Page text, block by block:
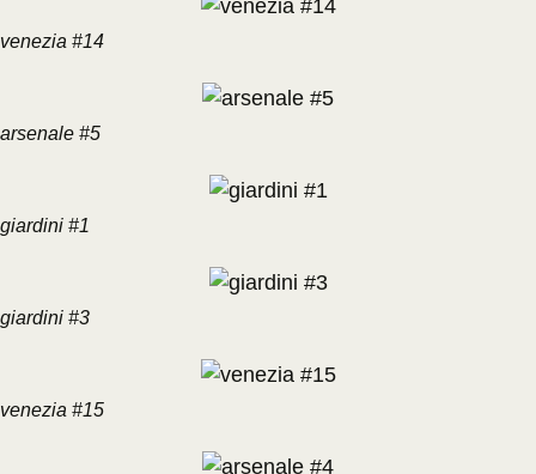
venezia #14
arsenale #5
giardini #1
giardini #3
venezia #15